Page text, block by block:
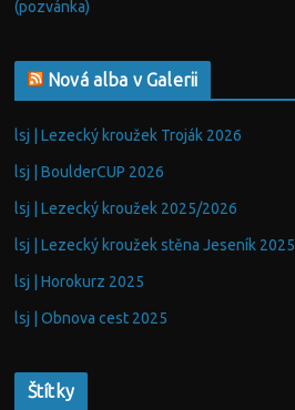
(pozvánka)
Nová alba v Galerii
lsj | Lezecký kroužek Troják 2026
lsj | BoulderCUP 2026
lsj | Lezecký kroužek 2025/2026
lsj | Lezecký kroužek stěna Jeseník 2025
lsj | Horokurz 2025
lsj | Obnova cest 2025
Štítky